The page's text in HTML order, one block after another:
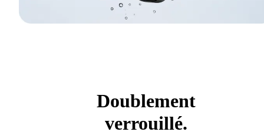
Doublement
verrouillé.